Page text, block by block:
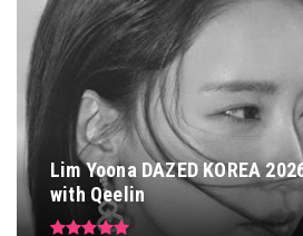
Lim Yoona DAZED KOREA
with Qeelin